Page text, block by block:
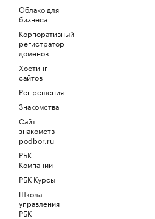
Облако для
бизнеса
Корпоративный
регистратор
доменов
Хостинг
сайтов
Рег.решения
Знакомства
Сайт
знакомств
podbor.ru
РБК
Компании
РБК Курсы
Школа
управления
РБК